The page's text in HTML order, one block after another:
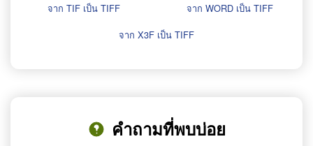
จาก TIF เป็น TIFF
จาก WORD เป็น TIFF
จาก X3F เป็น TIFF
คำถามที่พบบ่อย